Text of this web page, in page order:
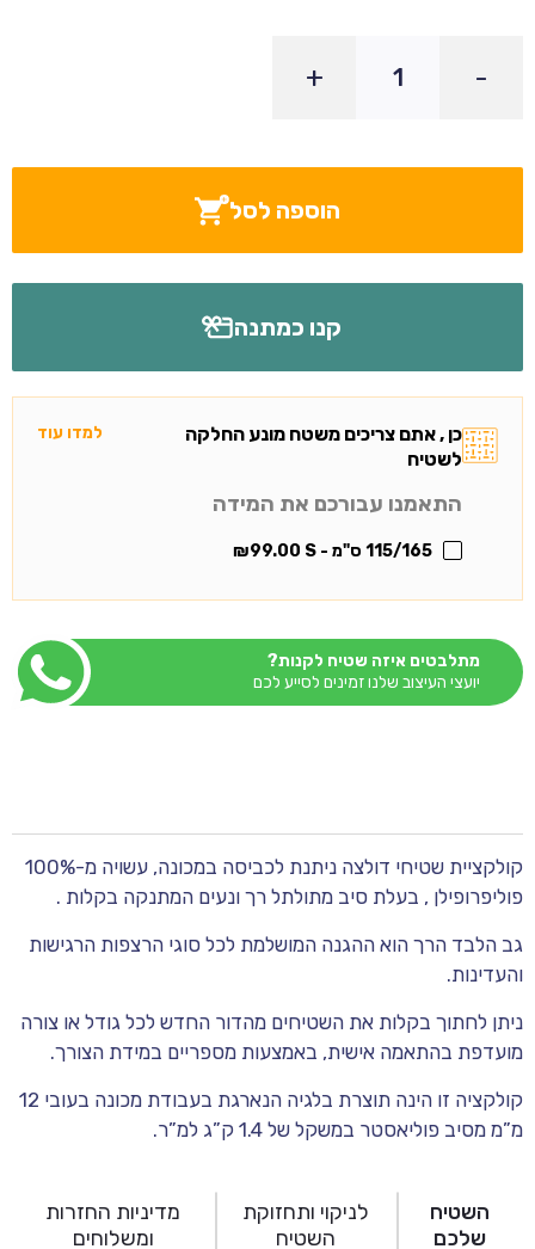
-
+
קנו כמתנה
הוספה לסל
כן , אתם צריכים משטח מונע החלקה
לשטיח
למדו עוד
התאמנו עבורכם את המידה
115/165 ס"מ - S ₪99.00
מתלבטים איזה שטיח לקנות?
יועצי העיצוב שלנו זמינים לסייע לכם
קולקציית שטיחי דולצה ניתנת לכביסה במכונה, עשויה מ-100%
פוליפרופילן , בעלת סיב מתולתל רך ונעים המתנקה בקלות .
גב הלבד הרך הוא ההגנה המושלמת לכל סוגי הרצפות הרגישות
והעדינות.
ניתן לחתוך בקלות את השטיחים מהדור החדש לכל גודל או צורה
מועדפת בהתאמה אישית, באמצעות מספריים במידת הצורך.
קולקציה זו הינה תוצרת בלגיה הנארגת בעבודת מכונה בעובי 12
מ”מ מסיב פוליאסטר במשקל של 1.4 ק”ג למ”ר.
השטיח
שלכם
לניקוי ותחזוקת
השטיח
מדיניות החזרות
ומשלוחים